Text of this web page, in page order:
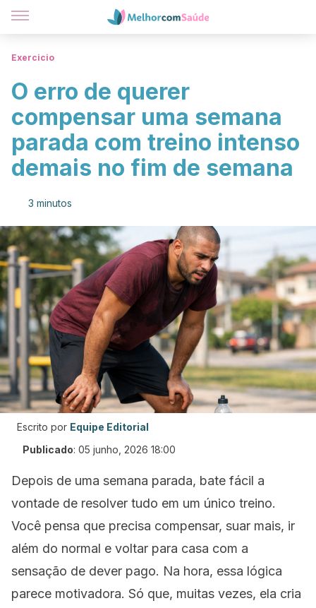
Exercicio
O erro de querer
compensar uma semana
parada com treino intenso
demais no fim de semana
3 minutos
Escrito por Equipe Editorial
Publicado: 05 junho, 2026 18:00
Depois de uma semana parada, bate fácil a
vontade de resolver tudo em um único treino.
Você pensa que precisa compensar, suar mais, ir
além do normal e voltar para casa com a
sensação de dever pago. Na hora, essa lógica
parece motivadora. Só que, muitas vezes, ela cria